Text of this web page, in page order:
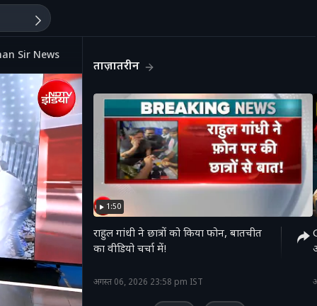
Sir News
'
ताज़ातरीन
1:50
राहुल गांधी ने छात्रों को किया फोन, बातचीत
का वीडियो चर्चा में!
अगस्त 06, 2026 23:58 pm IST